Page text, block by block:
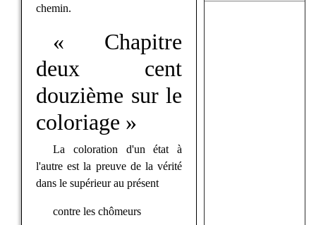
chemin.
« Chapitre
deux cent
douzième sur le
coloriage »
La coloration d'un état à
l'autre est la preuve de la vérité
dans le supérieur au présent
contre les chômeurs